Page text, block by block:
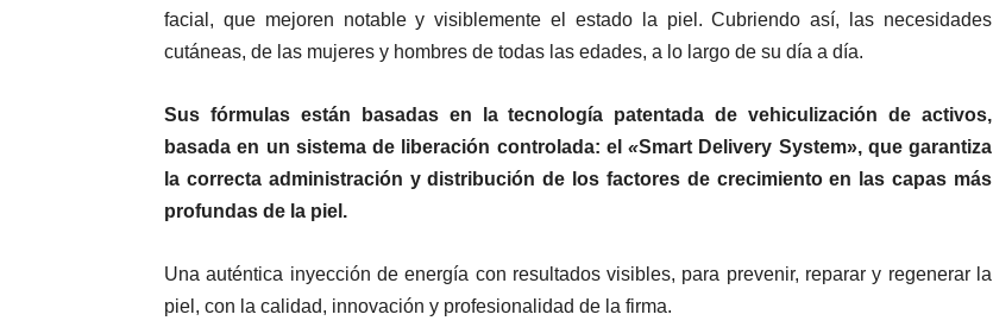
facial, que mejoren notable y visiblemente el estado la piel. Cubriendo así, las necesidades
cutáneas, de las mujeres y hombres de todas las edades, a lo largo de su día a día.
Sus fórmulas están basadas en la tecnología patentada de vehiculización de activos,
basada en un sistema de liberación controlada: el «Smart Delivery System», que garantiza
la correcta administración y distribución de los factores de crecimiento en las capas más
profundas de la piel.
Una auténtica inyección de energía con resultados visibles, para prevenir, reparar y regenerar la
piel, con la calidad, innovación y profesionalidad de la firma.